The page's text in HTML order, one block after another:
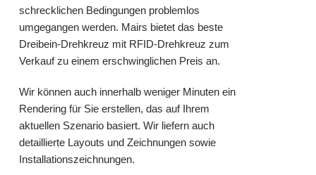
schrecklichen Bedingungen problemlos
umgegangen werden. Mairs bietet das beste
Dreibein-Drehkreuz mit RFID-Drehkreuz zum
Verkauf zu einem erschwinglichen Preis an.
Wir können auch innerhalb weniger Minuten ein
Rendering für Sie erstellen, das auf Ihrem
aktuellen Szenario basiert. Wir liefern auch
detaillierte Layouts und Zeichnungen sowie
Installationszeichnungen.